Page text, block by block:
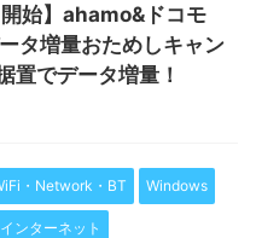
始】ahamo&ドコモ
タ増量おためしキャン
置でデータ増量！
・Network・BT Windows
インターネット